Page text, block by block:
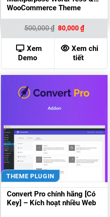
WooCommerce Theme
500,000₫ Giá
gốc
là:
500,000 ₫.
80,000₫Giá
hiện
tại
là:
80,000
Xem
Demo
Xem chi
tiết
THEME PLUGIN
Convert Pro chính hãng [Có
Key] – Kích hoạt nhiều Web